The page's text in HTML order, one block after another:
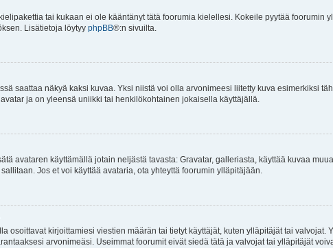
tai kukaan ei ole kääntänyt tätä foorumia kielellesi. Kokeile pyytää foorumin
Lisätietoja löytyy phpBB®:n sivuilta.
saattaa näkyä kaksi kuvaa. Yksi niistä voi olla arvonimeesi liitetty kuva esimerkiksi
ja on yleensä uniikki tai henkilökohtainen jokaisella käyttäjällä.
avataren käyttämällä jotain neljästä tavasta: Gravatar, galleriasta, käyttää kuvaa
Jos et voi käyttää avataria, ota yhteyttä foorumin ylläpitäjään.
osoittavat kirjoittamiesi viestien määrän tai tietyt käyttäjät, kuten ylläpitäjät tai
arvonimeäsi. Useimmat foorumit eivät siedä tätä ja valvojat tai ylläpitäjät